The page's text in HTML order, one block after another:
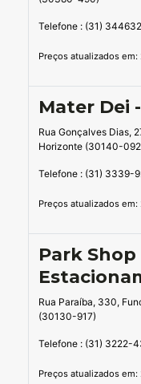
Telefone : (31)
Preços atualizados
Mater Dei
Rua Gonçalves Dias,
Horizonte (30140-
Telefone : (31) 3339-
Preços atualizados
Park Shop
Rua Paraíba, 330,
(30130-917)
Telefone : (31) 3222-
Preços atualizados